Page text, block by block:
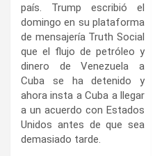
país. Trump escribió el
domingo en su plataforma
de mensajería Truth Social
que el flujo de petróleo y
dinero de Venezuela a
Cuba se ha detenido y
ahora insta a Cuba a llegar
a un acuerdo con Estados
Unidos antes de que sea
demasiado tarde.